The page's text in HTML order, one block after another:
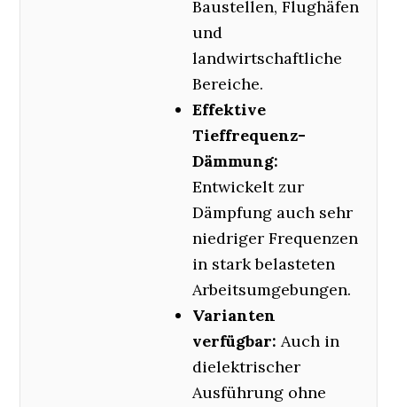
Baustellen, Flughäfen
und
landwirtschaftliche
Bereiche.
Effektive
Tieffrequenz-
Dämmung:
Entwickelt zur
Dämpfung auch sehr
niedriger Frequenzen
in stark belasteten
Arbeitsumgebungen.
Varianten
verfügbar: Auch in
dielektrischer
Ausführung ohne